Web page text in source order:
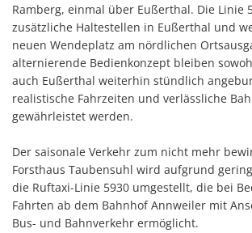
Ramberg, einmal über Eußerthal. Die Linie
zusätzliche Haltestellen in Eußerthal und
neuen Wendeplatz am nördlichen
alternierende Bedienkonzept bleiben
auch Eußerthal weiterhin stündlich
realistische Fahrzeiten und verlässliche
gewährleistet werden.
Der saisonale Verkehr zum nicht mehr
Forsthaus Taubensuhl wird aufgrund
die Ruftaxi-Linie 5930 umgestellt, die bei
Fahrten ab dem Bahnhof Annweiler mit
Bus- und Bahnverkehr ermöglicht.